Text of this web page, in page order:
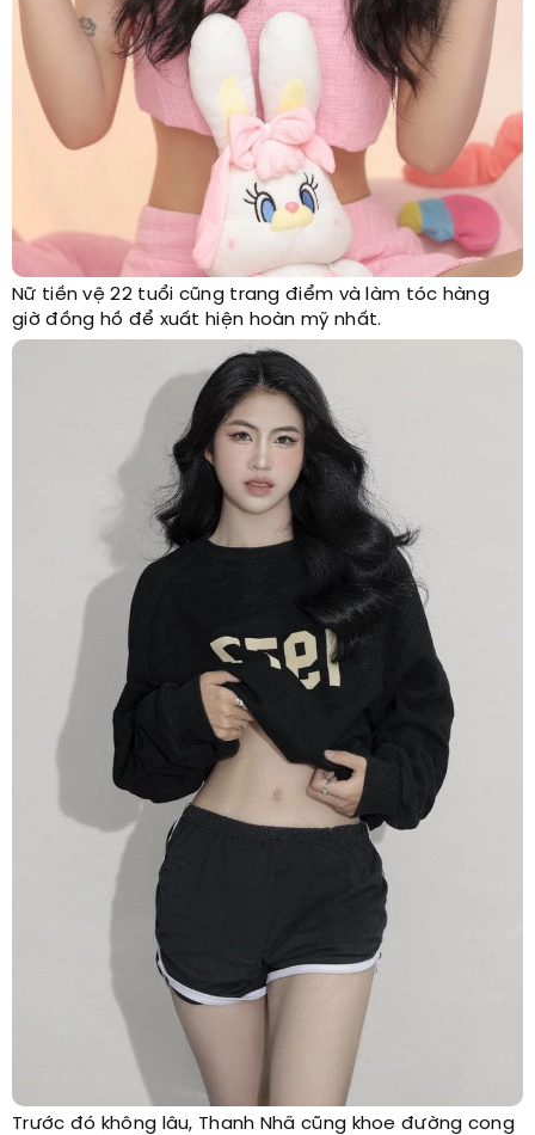
Nữ tiền vệ 22 tuổi cũng trang điểm và làm tóc hàng
giờ đồng hồ để xuất hiện hoàn mỹ nhất.
Trước đó không lâu, Thanh Nhã cũng khoe đường cong